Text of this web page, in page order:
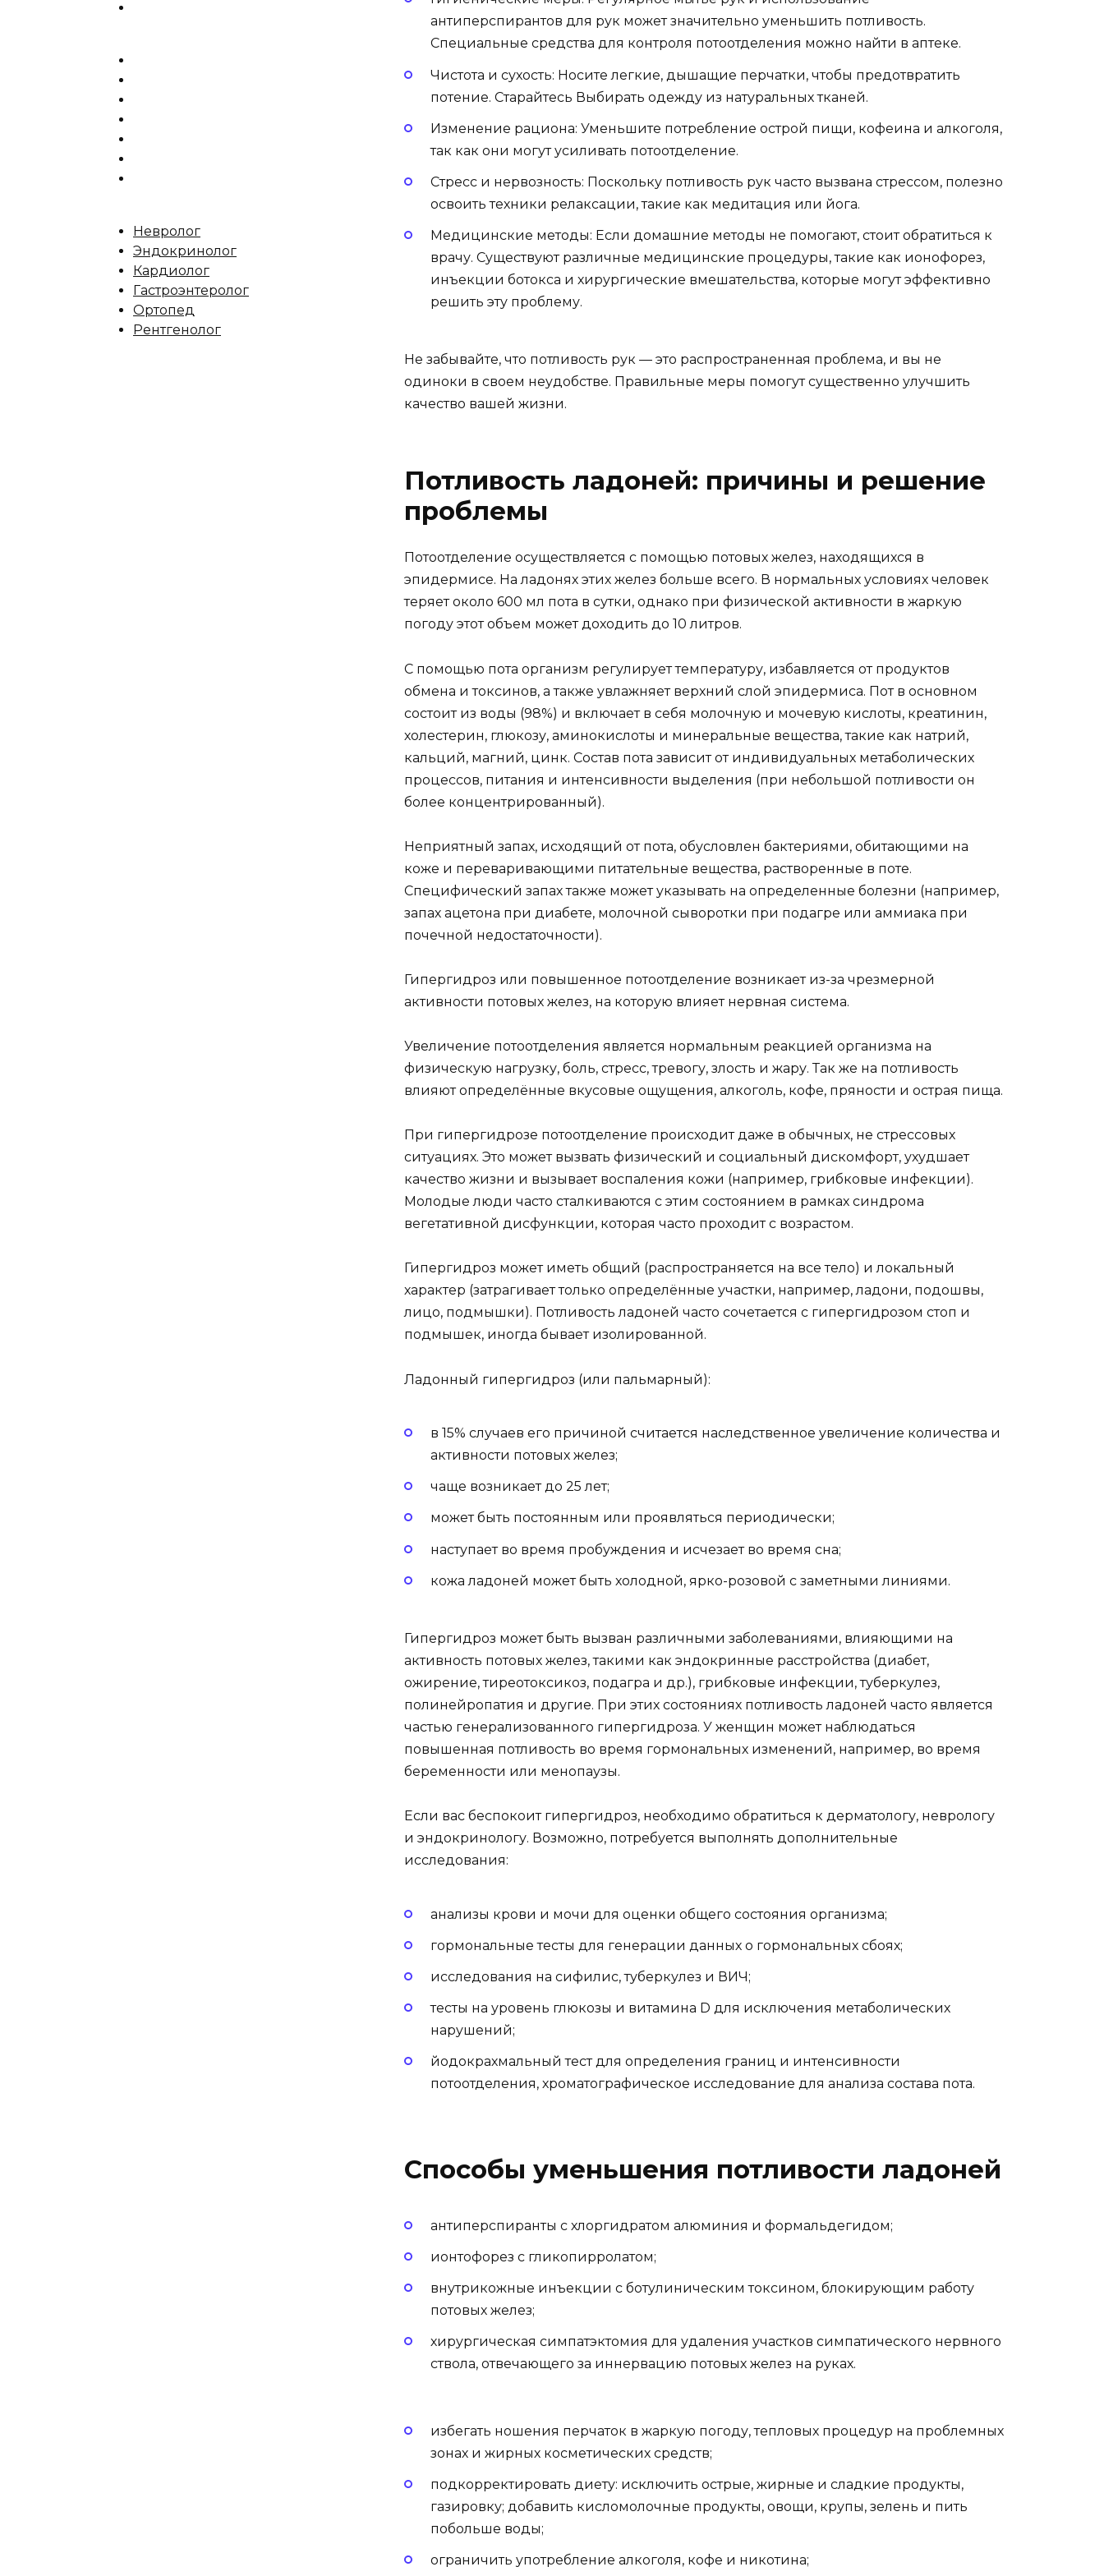
антиперспирантов для рук может значительно уменьшить потливость.
Специальные средства для контроля потоотделения можно найти в аптеке.
Чистота и сухость: Носите легкие, дышащие перчатки, чтобы предотвратить
потение. Старайтесь Выбирать одежду из натуральных тканей.
Изменение рациона: Уменьшите потребление острой пищи, кофеина и алкоголя,
так как они могут усиливать потоотделение.
Стресс и нервозность: Поскольку потливость рук часто вызвана стрессом, полезно
освоить техники релаксации, такие как медитация или йога.
Медицинские методы: Если домашние методы не помогают, стоит обратиться к
врачу. Существуют различные медицинские процедуры, такие как ионофорез,
инъекции ботокса и хирургические вмешательства, которые могут эффективно
решить эту проблему.
Не забывайте, что потливость рук — это распространенная проблема, и вы не
одиноки в своем неудобстве. Правильные меры помогут существенно улучшить
качество вашей жизни.
Потливость ладоней: причины и решение
проблемы
Потоотделение осуществляется с помощью потовых желез, находящихся в
эпидермисе. На ладонях этих желез больше всего. В нормальных условиях человек
теряет около 600 мл пота в сутки, однако при физической активности в жаркую
погоду этот объем может доходить до 10 литров.
С помощью пота организм регулирует температуру, избавляется от продуктов
обмена и токсинов, а также увлажняет верхний слой эпидермиса. Пот в основном
состоит из воды (98%) и включает в себя молочную и мочевую кислоты, креатинин,
холестерин, глюкозу, аминокислоты и минеральные вещества, такие как натрий,
кальций, магний, цинк. Состав пота зависит от индивидуальных метаболических
процессов, питания и интенсивности выделения (при небольшой потливости он
более концентрированный).
Неприятный запах, исходящий от пота, обусловлен бактериями, обитающими на
коже и переваривающими питательные вещества, растворенные в поте.
Специфический запах также может указывать на определенные болезни (например,
запах ацетона при диабете, молочной сыворотки при подагре или аммиака при
почечной недостаточности).
Гипергидроз или повышенное потоотделение возникает из-за чрезмерной
активности потовых желез, на которую влияет нервная система.
Увеличение потоотделения является нормальным реакцией организма на
физическую нагрузку, боль, стресс, тревогу, злость и жару. Так же на потливость
влияют определённые вкусовые ощущения, алкоголь, кофе, пряности и острая пища.
При гипергидрозе потоотделение происходит даже в обычных, не стрессовых
ситуациях. Это может вызвать физический и социальный дискомфорт, ухудшает
качество жизни и вызывает воспаления кожи (например, грибковые инфекции).
Молодые люди часто сталкиваются с этим состоянием в рамках синдрома
вегетативной дисфункции, которая часто проходит с возрастом.
Гипергидроз может иметь общий (распространяется на все тело) и локальный
характер (затрагивает только определённые участки, например, ладони, подошвы,
лицо, подмышки). Потливость ладоней часто сочетается с гипергидрозом стоп и
подмышек, иногда бывает изолированной.
Ладонный гипергидроз (или пальмарный):
в 15% случаев его причиной считается наследственное увеличение количества и
активности потовых желез;
чаще возникает до 25 лет;
может быть постоянным или проявляться периодически;
наступает во время пробуждения и исчезает во время сна;
кожа ладоней может быть холодной, ярко-розовой с заметными линиями.
Гипергидроз может быть вызван различными заболеваниями, влияющими на
активность потовых желез, такими как эндокринные расстройства (диабет,
ожирение, тиреотоксикоз, подагра и др.), грибковые инфекции, туберкулез,
полинейропатия и другие. При этих состояниях потливость ладоней часто является
частью генерализованного гипергидроза. У женщин может наблюдаться
повышенная потливость во время гормональных изменений, например, во время
беременности или менопаузы.
Если вас беспокоит гипергидроз, необходимо обратиться к дерматологу, неврологу
и эндокринологу. Возможно, потребуется выполнять дополнительные
исследования:
анализы крови и мочи для оценки общего состояния организма;
гормональные тесты для генерации данных о гормональных сбоях;
исследования на сифилис, туберкулез и ВИЧ;
тесты на уровень глюкозы и витамина D для исключения метаболических
нарушений;
йодокрахмальный тест для определения границ и интенсивности
потоотделения, хроматографическое исследование для анализа состава пота.
Способы уменьшения потливости ладоней
антиперспиранты с хлоргидратом алюминия и формальдегидом;
ионтофорез с гликопирролатом;
внутрикожные инъекции с ботулиническим токсином, блокирующим работу
потовых желез;
хирургическая симпатэктомия для удаления участков симпатического нервного
ствола, отвечающего за иннервацию потовых желез на руках.
избегать ношения перчаток в жаркую погоду, тепловых процедур на проблемных
зонах и жирных косметических средств;
подкорректировать диету: исключить острые, жирные и сладкие продукты,
газировку; добавить кисломолочные продукты, овощи, крупы, зелень и пить
побольше воды;
ограничить употребление алкоголя, кофе и никотина;
Невролог
Эндокринолог
Кардиолог
Гастроэнтеролог
Ортопед
Рентгенолог